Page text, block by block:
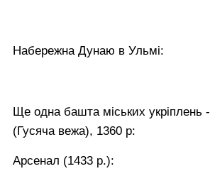
Набережна Дунаю в Ульмі:
Ще одна башта міських укріплень -
(Гусяча вежа), 1360 р:
Арсенал (1433 р.):